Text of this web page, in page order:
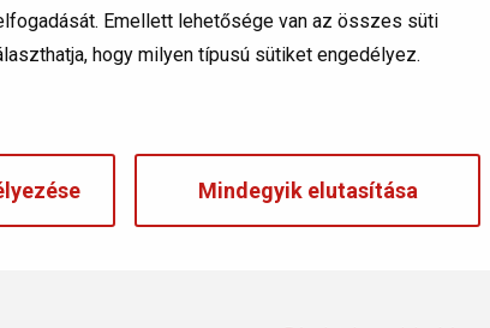
Emellett lehetősége van az összes süti
hogy milyen típusú sütiket engedélyez.
Mindegyik elutasítása